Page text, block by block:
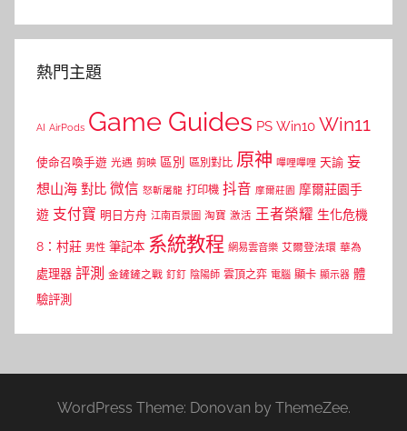
熱門主題
AI AirPods Game Guides PS Win10 Win11
使命召喚手遊 光遇 剪映 區別 區別對比 原神 嗶哩嗶哩 天諭 妄
想山海 對比 微信 怒斬屠龍 打印機 抖音 摩爾莊園 摩爾莊園手
遊 支付寶 明日方舟 江南百景圖 淘寶 激活 王者榮耀 生化危機
8：村莊 男性 筆記本 系統教程 網易雲音樂 艾爾登法環 華為
處理器 評測 金鏟鏟之戰 釘釘 陰陽師 雲頂之弈 電腦 顯卡 顯示器 體
驗評測
WordPress Theme: Donovan by ThemeZee.